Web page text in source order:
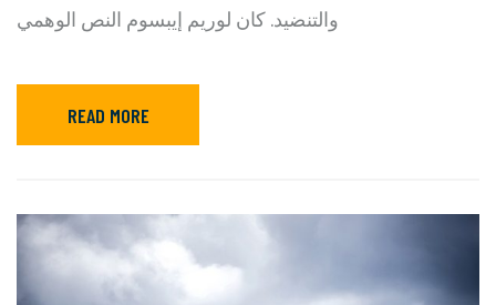
والتنضيد. كان لوريم إيبسوم النص الوهمي
READ MORE